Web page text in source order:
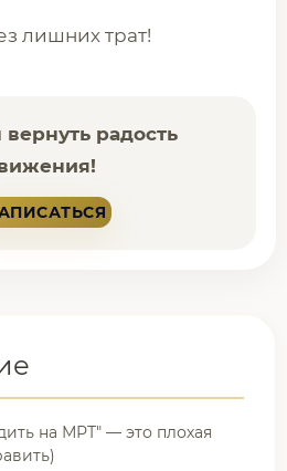
лишних трат!
радость
на МРТ" — это плохая